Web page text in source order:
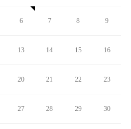
6 7 8 9
13 14 15 16
20 21 22 23
27 28 29 30